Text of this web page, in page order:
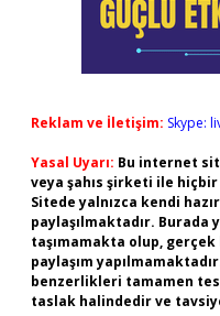
Reklam ve İletişim: Skype:
Yasal Uyarı: Bu internet
veya şahıs şirketi ile
Sitede yalnızca kendi
paylaşılmaktadır.
taşımamakta olup,
paylaşım
benzerlikleri tamamen
taslak halindedir ve